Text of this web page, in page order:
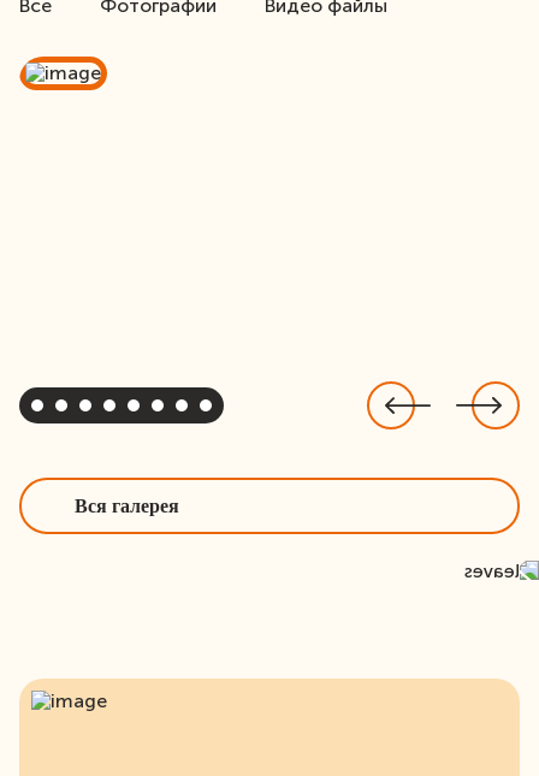
Все Фотографии Видео файлы
Вся галерея